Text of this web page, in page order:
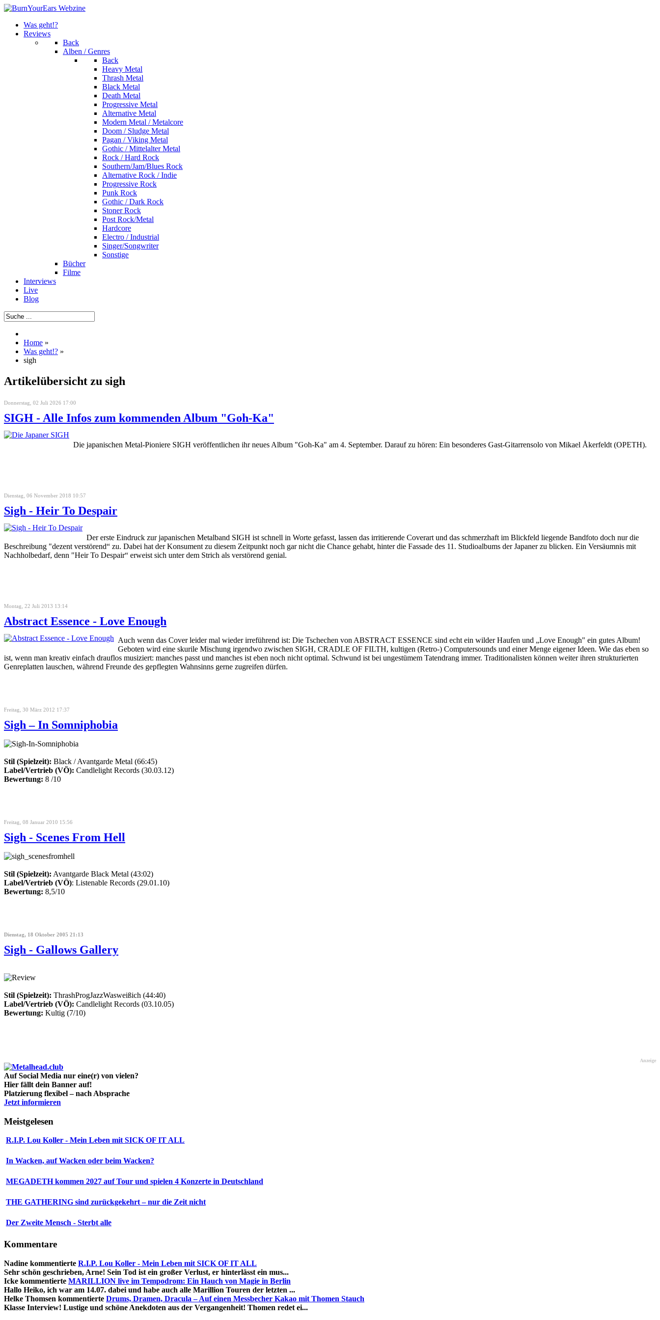
Was geht!?
Reviews
Back
Alben / Genres
Back
Heavy Metal
Thrash Metal
Black Metal
Death Metal
Progressive Metal
Alternative Metal
Modern Metal / Metalcore
Doom / Sludge Metal
Pagan / Viking Metal
Gothic / Mittelalter Metal
Rock / Hard Rock
Southern/Jam/Blues Rock
Alternative Rock / Indie
Progressive Rock
Punk Rock
Gothic / Dark Rock
Stoner Rock
Post Rock/Metal
Hardcore
Electro / Industrial
Singer/Songwriter
Sonstige
Bücher
Filme
Interviews
Live
Blog
Home »
Was geht!? »
sigh
Artikelübersicht zu sigh
Donnerstag, 02 Juli 2026 17:00
SIGH - Alle Infos zum kommenden Album "Goh-Ka"
Die japanischen Metal-Pioniere SIGH veröffentlichen ihr neues Album "Goh-Ka" am 4. September. Darauf zu hören: Ein besonderes Gast-Gitarrensolo von Mikael Åkerfeldt (OPETH).
Dienstag, 06 November 2018 10:57
Sigh - Heir To Despair
Der erste Eindruck zur japanischen Metalband SIGH ist schnell in Worte gefasst, lassen das irritierende Coverart und das schmerzhaft im Blickfeld liegende Bandfoto doch nur die
Beschreibung "dezent verstörend“ zu. Dabei hat der Konsument zu diesem Zeitpunkt noch gar nicht die Chance gehabt, hinter die Fassade des 11. Studioalbums der Japaner zu blicken. Ein Versäumnis mit
Nachholbedarf, denn "Heir To Despair“ erweist sich unter dem Strich als verstörend genial.
Montag, 22 Juli 2013 13:14
Abstract Essence - Love Enough
Auch wenn das Cover leider mal wieder irreführend ist: Die Tschechen von ABSTRACT ESSENCE sind echt ein wilder Haufen und „Love Enough" ein gutes Album!
Geboten wird eine skurile Mischung irgendwo zwischen SIGH, CRADLE OF FILTH, kultigen (Retro-) Computersounds und einer Menge eigener Ideen. Wie das eben so
ist, wenn man kreativ einfach drauflos musiziert: manches passt und manches ist eben noch nicht optimal. Schwund ist bei ungestümem Tatendrang immer. Traditionalisten können weiter ihren strukturierten
Genreplatten lauschen, während Freunde des gepflegten Wahnsinns gerne zugreifen dürfen.
Freitag, 30 März 2012 17:37
Sigh – In Somniphobia
Stil (Spielzeit): Black / Avantgarde Metal (66:45)
Label/Vertrieb (VÖ): Candlelight Records (30.03.12)
Bewertung: 8 /10
Freitag, 08 Januar 2010 15:56
Sigh - Scenes From Hell
Stil (Spielzeit): Avantgarde Black Metal (43:02)
Label/Vertrieb (VÖ): Listenable Records (29.01.10)
Bewertung: 8,5/10
Dienstag, 18 Oktober 2005 21:13
Sigh - Gallows Gallery
Stil (Spielzeit): ThrashProgJazzWasweißich (44:40)
Label/Vertrieb (VÖ): Candlelight Records (03.10.05)
Bewertung: Kultig (7/10)
Anzeige
Auf Social Media nur eine(r) von vielen?
Hier fällt dein Banner auf!
Platzierung flexibel – nach Absprache
Jetzt informieren
Meistgelesen
R.I.P. Lou Koller - Mein Leben mit SICK OF IT ALL
In Wacken, auf Wacken oder beim Wacken?
MEGADETH kommen 2027 auf Tour und spielen 4 Konzerte in Deutschland
THE GATHERING sind zurückgekehrt – nur die Zeit nicht
Der Zweite Mensch - Sterbt alle
Kommentare
Nadine kommentierte R.I.P. Lou Koller - Mein Leben mit SICK OF IT ALL
Sehr schön geschrieben, Arne! Sein Tod ist ein großer Verlust, er hinterlässt ein mus...
Icke kommentierte MARILLION live im Tempodrom: Ein Hauch von Magie in Berlin
Hallo Heiko, ich war am 14.07. dabei und habe auch alle Marillion Touren der letzten ...
Helke Thomsen kommentierte Drums, Dramen, Dracula – Auf einen Messbecher Kakao mit Thomen Stauch
Klasse Interview! Lustige und schöne Anekdoten aus der Vergangenheit! Thomen redet ei...